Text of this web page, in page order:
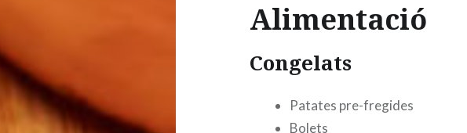
Alimentació
Congelats
Patates pre-fregides
Bolets